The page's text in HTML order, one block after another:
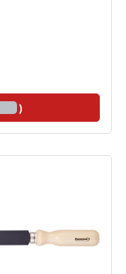
)